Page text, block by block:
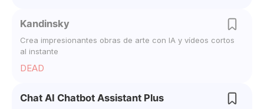
Kandinsky
Crea impresionantes obras de arte con IA y vídeos cortos
al instante
DEAD
Chat AI Chatbot Assistant Plus